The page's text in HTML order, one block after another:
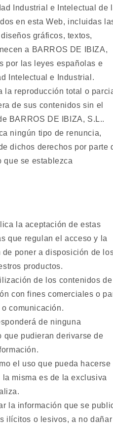
Industrial e Intelectual de
en esta Web, incluidas
gráficos, textos,
a BARROS DE IBIZA,
por las leyes españolas e
Intelectual e Industrial.
la reproducción total o
de sus contenidos sin el
BARROS DE IBIZA, S.L..
ningún tipo de renuncia,
dichos derechos por parte
que se establezca
la aceptación de estas
que regulan el acceso y la
poner a disposición de
productos.
de los contenidos de
con fines comerciales o
comunicación.
de ninguna
que pudieran derivarse de
el uso que pueda hacerse
misma es de la exclusiva
la información que se
ilícitos o lesivos, a no